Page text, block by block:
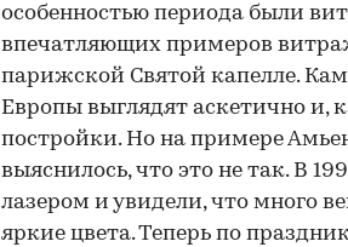
особенностью периода были
впечатляющих примеров
парижской Святой капелле.
Европы выглядят аскетично и,
постройки. Но на примере
выяснилось, что это не так. В
лазером и увидели, что много
яркие цвета. Теперь по